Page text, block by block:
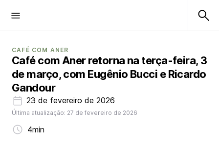
CAFÉ COM ANER
Café com Aner retorna na terça-feira, 3
de março, com Eugênio Bucci e Ricardo
Gandour
23 de fevereiro de 2026
Última atualização: 27 de fevereiro de 2026
4min